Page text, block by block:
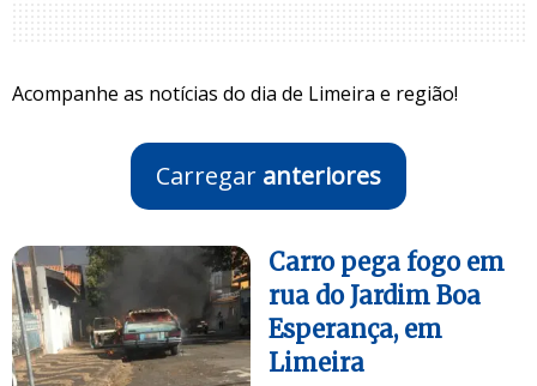
Acompanhe as notícias do dia de Limeira e região!
Carregar anteriores
Carro pega fogo em
rua do Jardim Boa
Esperança, em
Limeira